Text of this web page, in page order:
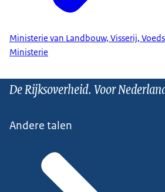
Ministerie van Landbouw, Visserij,
Ministerie
De Rijksoverheid. Voor
Andere talen